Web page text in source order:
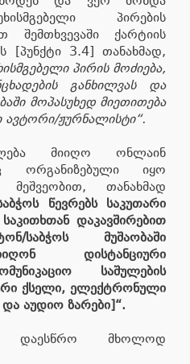
პირების
შემთხვევაში ქარტიის
[პუნქტი 3.4] თანახმად,
პირის მოძიება,
განხილვას და
მოპასუხედ მიეთითება
ჟურნალისტი“.
მიიღო ონლაინ
ორგანიზებული იყო
თანახმად
წევრებს საკუთარი
დაკავშირებით
საბჭოს მუშაობაში
დისტანციური
საშულების
ქსელი, ელექტრონული
აუდიო ზარები]“.
დაესწრო მხოლოდ